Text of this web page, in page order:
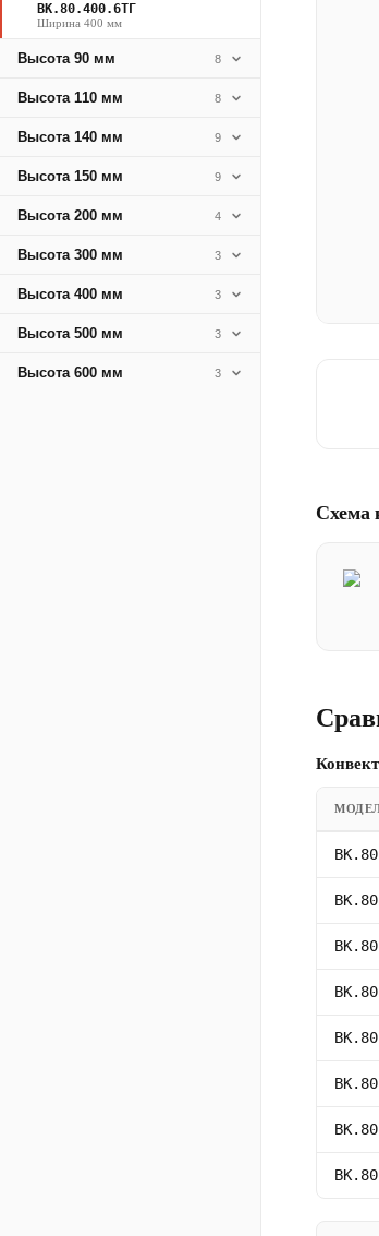
ВК.80.400.6ТГ
Ширина 400 мм
Высота 90 мм 8
Высота 110 мм 8
Высота 140 мм 9
Высота 150 мм 9
Высота 200 мм 4
Высота 300 мм 3
Высота 400 мм 3
Высота 500 мм 3
Высота 600 мм 3
Схема